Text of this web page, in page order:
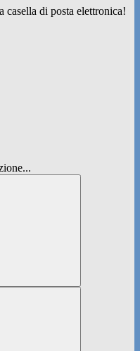
casella di posta elettronica!